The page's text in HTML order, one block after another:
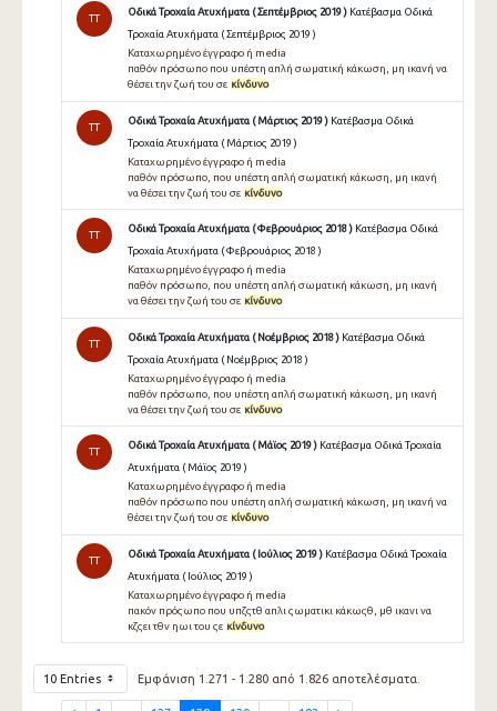
TT
Οδικά Τροχαία Ατυχήματα ( Σεπτέμβριος 2019 ) Κατέβασμα Οδικά
Τροχαία Ατυχήματα ( Σεπτέμβριος 2019 )
Καταχωρημένο έγγραφο ή media
παθόν πρόσωπο που υπέστη απλή σωματική κάκωση, μη ικανή να
θέσει την ζωή του σε κίνδυνο
TT
Οδικά Τροχαία Ατυχήματα ( Μάρτιος 2019 ) Κατέβασμα Οδικά
Τροχαία Ατυχήματα ( Μάρτιος 2019 )
Καταχωρημένο έγγραφο ή media
παθόν πρόσωπο, που υπέστη απλή σωματική κάκωση, μη ικανή
να θέσει την ζωή του σε κίνδυνο
TT
Οδικά Τροχαία Ατυχήματα ( Φεβρουάριος 2018 ) Κατέβασμα Οδικά
Τροχαία Ατυχήματα ( Φεβρουάριος 2018 )
Καταχωρημένο έγγραφο ή media
παθόν πρόσωπο, που υπέστη απλή σωματική κάκωση, μη ικανή
να θέσει την ζωή του σε κίνδυνο
TT
Οδικά Τροχαία Ατυχήματα ( Νοέμβριος 2018 ) Κατέβασμα Οδικά
Τροχαία Ατυχήματα ( Νοέμβριος 2018 )
Καταχωρημένο έγγραφο ή media
παθόν πρόσωπο, που υπέστη απλή σωματική κάκωση, μη ικανή
να θέσει την ζωή του σε κίνδυνο
TT
Οδικά Τροχαία Ατυχήματα ( Μάϊος 2019 ) Κατέβασμα Οδικά Τροχαία
Ατυχήματα ( Μάϊος 2019 )
Καταχωρημένο έγγραφο ή media
παθόν πρόσωπο που υπέστη απλή σωματική κάκωση, μη ικανή να
θέσει την ζωή του σε κίνδυνο
TT
Οδικά Τροχαία Ατυχήματα ( Ιούλιος 2019 ) Κατέβασμα Οδικά Τροχαία
Ατυχήματα ( Ιούλιος 2019 )
Καταχωρημένο έγγραφο ή media
πακόν πρόςωπο που υπζςτθ απλι ςωματικι κάκωςθ, μθ ικανι να
κζςει τθν ηωι του ςε κίνδυνο
10 Entries Εμφάνιση 1.271 - 1.280 από 1.826 αποτελέσματα.